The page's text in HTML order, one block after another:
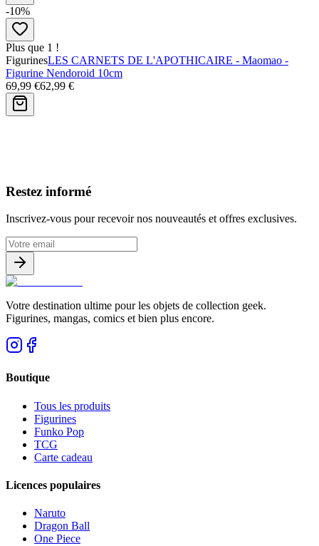
-10%
Plus que 1 !
FigurinesLES CARNETS DE L'APOTHICAIRE - Maomao -
Figurine Nendoroid 10cm
69,99 €62,99 €
Restez informé
Inscrivez-vous pour recevoir nos nouveautés et offres exclusives.
Votre destination ultime pour les objets de collection geek.
Figurines, mangas, comics et bien plus encore.
Boutique
Tous les produits
Figurines
Funko Pop
TCG
Carte cadeau
Licences populaires
Naruto
Dragon Ball
One Piece